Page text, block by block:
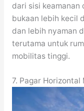
dari sisi keamanan
bukaan lebih kecil
dan lebih nyaman
terutama untuk
mobilitas tinggi.
7. Pagar Horizontal